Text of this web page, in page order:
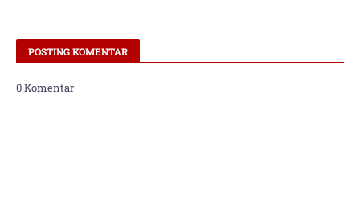
POSTING KOMENTAR
0 Komentar